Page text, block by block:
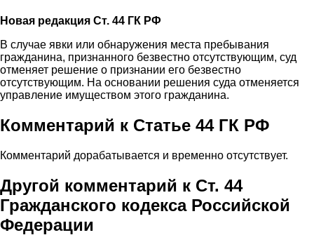
Новая редакция Ст. 44 ГК РФ
В случае явки или обнаружения места пребывания
гражданина, признанного безвестно отсутствующим, суд
отменяет решение о признании его безвестно
отсутствующим. На основании решения суда отменяется
управление имуществом этого гражданина.
Комментарий к Статье 44 ГК РФ
Комментарий дорабатывается и временно отсутствует.
Другой комментарий к Ст. 44
Гражданского кодекса Российской
Федерации